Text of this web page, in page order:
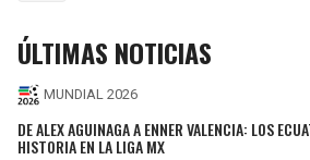
ÚLTIMAS NOTICIAS
MUNDIAL 2026
DE ALEX AGUINAGA A ENNER VALENCIA: LOS
HISTORIA EN LA LIGA MX